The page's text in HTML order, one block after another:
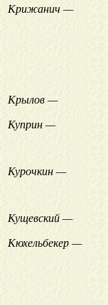
Крижанич —
Крылов —
Куприн —
Курочкин —
Кущевский —
Кюхельбекер —